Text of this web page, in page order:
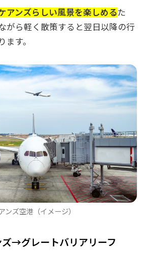
アンズらしい風景を楽しめるた
がら軽く散策すると翌日以降の行
す。
ンズ空港（イメージ）
ズ→グレートバリアリーフ